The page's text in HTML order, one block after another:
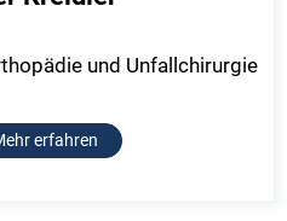
und Unfallchirurgie
erfahren